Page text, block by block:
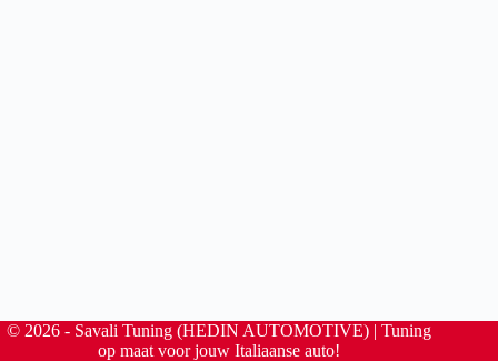
© 2026 - Savali Tuning (HEDIN AUTOMOTIVE) | Tuning
op maat voor jouw Italiaanse auto!